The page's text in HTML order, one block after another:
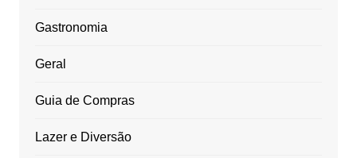
Gastronomia
Geral
Guia de Compras
Lazer e Diversão